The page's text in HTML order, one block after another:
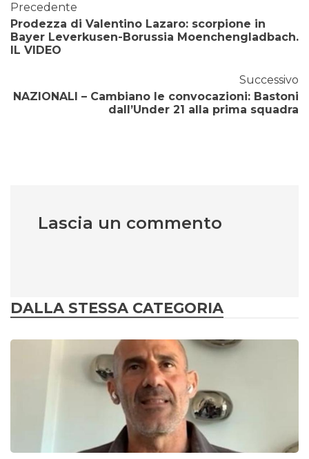
Precedente
Prodezza di Valentino Lazaro: scorpione in
Bayer Leverkusen-Borussia Moenchengladbach.
IL VIDEO
Successivo
NAZIONALI – Cambiano le convocazioni: Bastoni
dall’Under 21 alla prima squadra
Lascia un commento
DALLA STESSA CATEGORIA